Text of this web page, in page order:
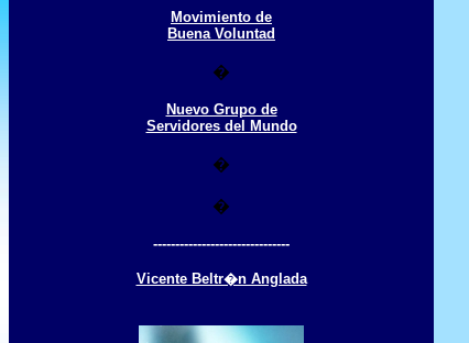
Movimiento de
Buena Voluntad
�
Nuevo Grupo de
Servidores del Mundo
�
�
-------------------------------
Vicente Beltr�n Anglada